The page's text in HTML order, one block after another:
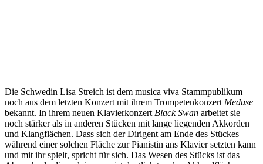
Die Schwedin Lisa Streich ist dem musica viva Stammpublikum
noch aus dem letzten Konzert mit ihrem Trompetenkonzert Meduse
bekannt. In ihrem neuen Klavierkonzert Black Swan arbeitet sie
noch stärker als in anderen Stücken mit lange liegenden Akkorden
und Klangflächen. Dass sich der Dirigent am Ende des Stückes
während einer solchen Fläche zur Pianistin ans Klavier setzten kann
und mit ihr spielt, spricht für sich. Das Wesen des Stücks ist das